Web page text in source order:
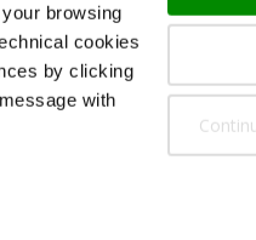
browsing
cookies
by clicking
with